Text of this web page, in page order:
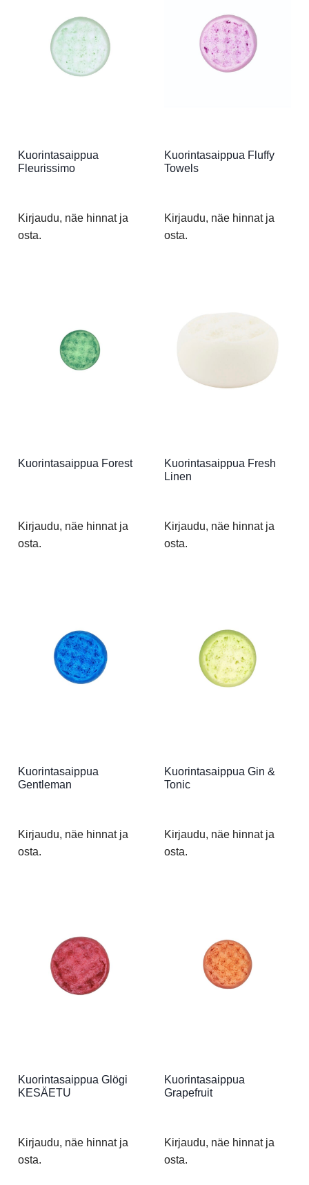
Kuorintasaippua
Fleurissimo
Kirjaudu, näe hinnat ja
osta.
Kuorintasaippua Fluffy
Towels
Kirjaudu, näe hinnat ja
osta.
Kuorintasaippua Forest
Kirjaudu, näe hinnat ja
osta.
Kuorintasaippua Fresh
Linen
Kirjaudu, näe hinnat ja
osta.
Kuorintasaippua
Gentleman
Kirjaudu, näe hinnat ja
osta.
Kuorintasaippua Gin &
Tonic
Kirjaudu, näe hinnat ja
osta.
Kuorintasaippua Glögi
KESÄETU
Kirjaudu, näe hinnat ja
osta.
Kuorintasaippua
Grapefruit
Kirjaudu, näe hinnat ja
osta.